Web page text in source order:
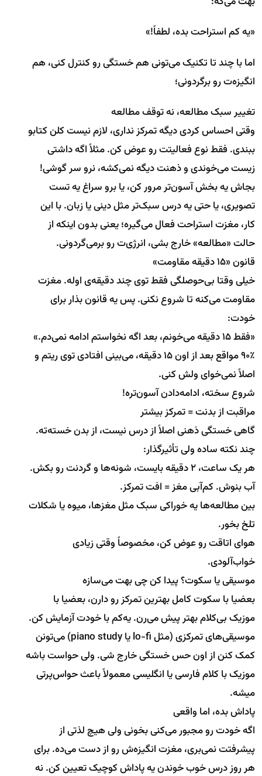
«یه کم استراحت بده، لطفاً!»
اما با چند تا تکنیک می‌تونی هم خستگی رو کنترل کنی، هم
انگیزه‌ت رو برگردونی؛
تغییر سبک مطالعه، نه توقف مطالعه
وقتی احساس کردی دیگه تمرکز نداری، لازم نیست کلن کتابو
ببندی. فقط نوع فعالیتت رو عوض کن. مثلاً اگه داشتی
زیست می‌خوندی و ذهنت دیگه نمی‌کشه، نرو سر گوشی!
بجاش یه بخش آسون‌تر مرور کن، یا برو سراغ یه تست
تصویری، یا حتی یه درس سبک‌تر مثل دینی یا زبان. با این
کار، مغزت استراحت فعال می‌گیره؛ یعنی بدون اینکه از
حالت «مطالعه» خارج بشی، انرژی‌ت رو برمی‌گردونی.
قانون «۱۵ دقیقه مقاومت»
خیلی وقتا بی‌حوصلگی فقط توی چند دقیقه‌ی اوله. مغزت
مقاومت می‌کنه تا شروع نکنی. پس یه قانون بذار برای
خودت:
«فقط ۱۵ دقیقه می‌خونم، بعد اگه نخواستم ادامه نمی‌دم.»
۹۰٪ مواقع بعد از اون ۱۵ دقیقه، می‌بینی افتادی توی ریتم و
اصلاً نمی‌خوای ولش کنی.
شروع سخته، ادامه‌دادن آسون‌تره!
مراقبت از بدنت = تمرکز بیشتر
گاهی خستگی ذهنی اصلاً از درس نیست، از بدن خسته‌ته.
چند نکته ساده ولی تأثیرگذار:
هر یک ساعت، ۲ دقیقه بایست، شونه‌ها و گردنت رو بکش.
آب بنوش. کم‌آبی مغز = افت تمرکز.
بین مطالعه‌ها یه خوراکی سبک مثل مغزها، میوه یا شکلات
تلخ بخور.
هوای اتاقت رو عوض کن، مخصوصاً وقتی زیادی
خواب‌آلودی.
موسیقی یا سکوت؟ پیدا کن چی بهت می‌سازه
بعضیا با سکوت کامل بهترین تمرکز رو دارن، بعضیا با
موزیک بی‌کلام بهتر پیش می‌رن. یه‌کم با خودت آزمایش کن.
موسیقی‌های تمرکزی (مثل lo-fi یا piano study) می‌تونن
کمک کنن از اون حس خستگی خارج شی. ولی حواست باشه
موزیک با کلام فارسی یا انگلیسی معمولاً باعث حواس‌پرتی
میشه.
پاداش بده، اما واقعی
اگه خودت رو مجبور می‌کنی بخونی ولی هیچ لذتی از
پیشرفتت نمی‌بری، مغزت انگیزه‌ش رو از دست می‌ده. برای
هر روز درس خوب خوندن یه پاداش کوچیک تعیین کن. نه